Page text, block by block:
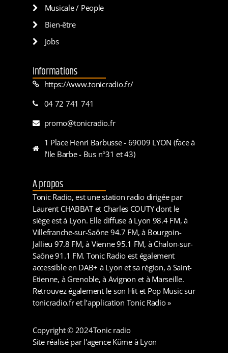
Musicale / People
Bien-être
Jobs
Informations
https://www.tonicradio.fr/
04 72 741 741
promo@tonicradio.fr
1 Place Henri Barbusse - 69009 LYON (face à
l'Ile Barbe - Bus n°31 et 43)
A propos
Tonic Radio, est une station radio dirigée par
Laurent CHABBAT et Charles COUTY dont le
siège est à Lyon. Elle diffuse à Lyon 98.4 FM, à
Villefranche-sur-Saône 94.7 FM, à Bourgoin-
Jallieu 97.8 FM, à Vienne 95.1 FM, à Chalon-sur-
Saône 91.1 FM. Tonic Radio est également
accessible en DAB+ à Lyon et sa région, à Saint-
Etienne, à Grenoble, à Avignon et à Marseille.
Retrouvez également le son Hit et Pop Music sur
tonicradio.fr et l’application Tonic Radio »
Copyright © 2024Tonic radio
Site réalisé par l'agence Küme à Lyon